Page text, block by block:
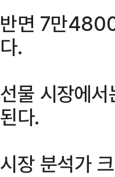
반면 7만
다.
선물 시장에
된다.
시장 분석가